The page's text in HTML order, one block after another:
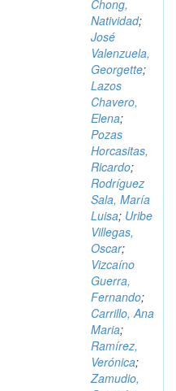
Chong,
Natividad;
José
Valenzuela,
Georgette;
Lazos
Chavero,
Elena;
Pozas
Horcasitas,
Ricardo;
Rodríguez
Sala, María
Luisa; Uribe
Villegas,
Oscar;
Vizcaíno
Guerra,
Fernando;
Carrillo, Ana
Maria;
Ramírez,
Verónica;
Zamudio,